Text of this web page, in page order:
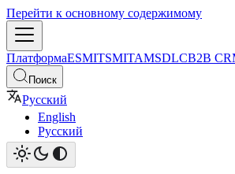
Перейти к основному содержимому
ПлатформаESMITSMITAMSDLCB2B
Поиск
Русский
English
Русский